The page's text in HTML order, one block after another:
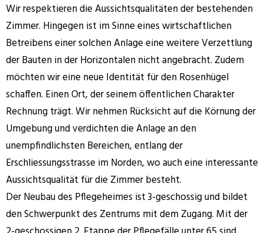
Wir respektieren die Aussichtsqualitäten der bestehenden
Zimmer. Hingegen ist im Sinne eines wirtschaftlichen
Betreibens einer solchen Anlage eine weitere Verzettlung
der Bauten in der Horizontalen nicht angebracht. Zudem
möchten wir eine neue Identität für den Rosenhügel
schaffen. Einen Ort, der seinem öffentlichen Charakter
Rechnung trägt. Wir nehmen Rücksicht auf die Körnung der
Umgebung und verdichten die Anlage an den
unempfindlichsten Bereichen, entlang der
Erschliessungsstrasse im Norden, wo auch eine interessante
Aussichtsqualität für die Zimmer besteht.
Der Neubau des Pflegeheimes ist 3-geschossig und bildet
den Schwerpunkt des Zentrums mit dem Zugang. Mit der